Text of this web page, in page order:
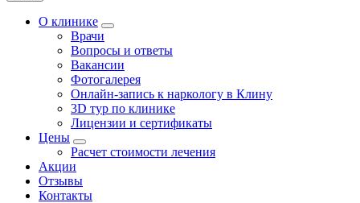
О клинике
Врачи
Вопросы и ответы
Вакансии
Фотогалерея
Онлайн-запись к наркологу в Клину
3D тур по клинике
Лицензии и сертификаты
Цены
Расчет стоимости лечения
Акции
Отзывы
Контакты